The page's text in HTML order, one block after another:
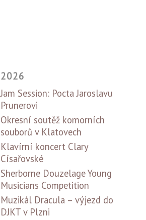
2026
Jam Session: Pocta Jaroslavu
Prunerovi
Okresní soutěž komorních
souborů v Klatovech
Klavírní koncert Clary
Císařovské
Sherborne Douzelage Young
Musicians Competition
Muzikál Dracula – výjezd do
DJKT v Plzni